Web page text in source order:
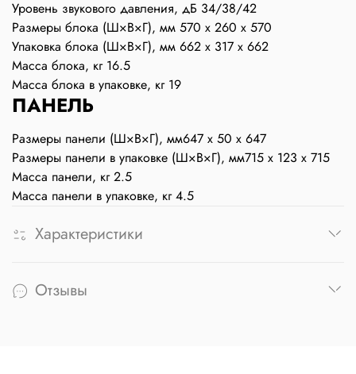
Уровень звукового давления, дБ 34/38/42
Размеры блока (Ш×В×Г), мм 570 x 260 x 570
Упаковка блока (Ш×В×Г), мм 662 x 317 x 662
Масса блока, кг 16.5
Масса блока в упаковке, кг 19
ПАНЕЛЬ
Размеры панели (Ш×В×Г), мм647 x 50 x 647
Размеры панели в упаковке (Ш×В×Г), мм715 x 123 x 715
Масса панели, кг2.5
Масса панели в упаковке, кг4.5
Характеристики
Отзывы